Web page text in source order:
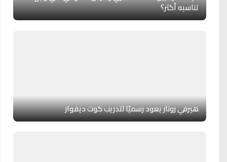
تناسبه أكثر؟
هيرفي رونار يعود رسميًا لتدريب كوت ديفوار